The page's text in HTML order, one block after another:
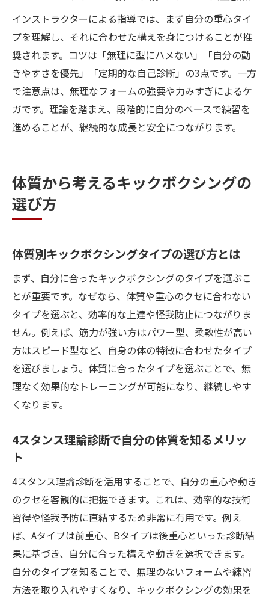
インストラクターによる指導では、まず自分の重心タイ
プを理解し、それに合わせた構えを身につけることが推
奨されます。コツは「無理に型にハメない」「自分の動
きやすさを優先」「定期的な自己診断」の3点です。一方
で注意点は、無理なフォームの強要や力みすぎによるケ
ガです。理論を踏まえ、段階的に自分のペースで練習を
進めることが、継続的な成長と安全につながります。
体質から考えるキックボクシングの
選び方
体質別キックボクシングタイプの選び方とは
まず、自分に合ったキックボクシングのタイプを選ぶこ
とが重要です。なぜなら、体質や重心のクセに合わない
タイプを選ぶと、効率的な上達や怪我防止につながりま
せん。例えば、筋力が強い方はパワー型、柔軟性が高い
方はスピード型など、自身の体の特徴に合わせたタイプ
を選びましょう。体質に合ったタイプを選ぶことで、無
理なく効果的なトレーニングが可能になり、継続しやす
くなります。
4スタンス理論診断で自分の体質を知るメリッ
ト
4スタンス理論診断を活用することで、自分の重心や動き
のクセを客観的に把握できます。これは、効率的な技術
習得や怪我予防に直結するため非常に有用です。例え
ば、Aタイプは前重心、Bタイプは後重心といった診断結
果に基づき、自分に合った構えや動きを選択できます。
自分のタイプを知ることで、無理のないフォームや練習
方法を取り入れやすくなり、キックボクシングの効果を